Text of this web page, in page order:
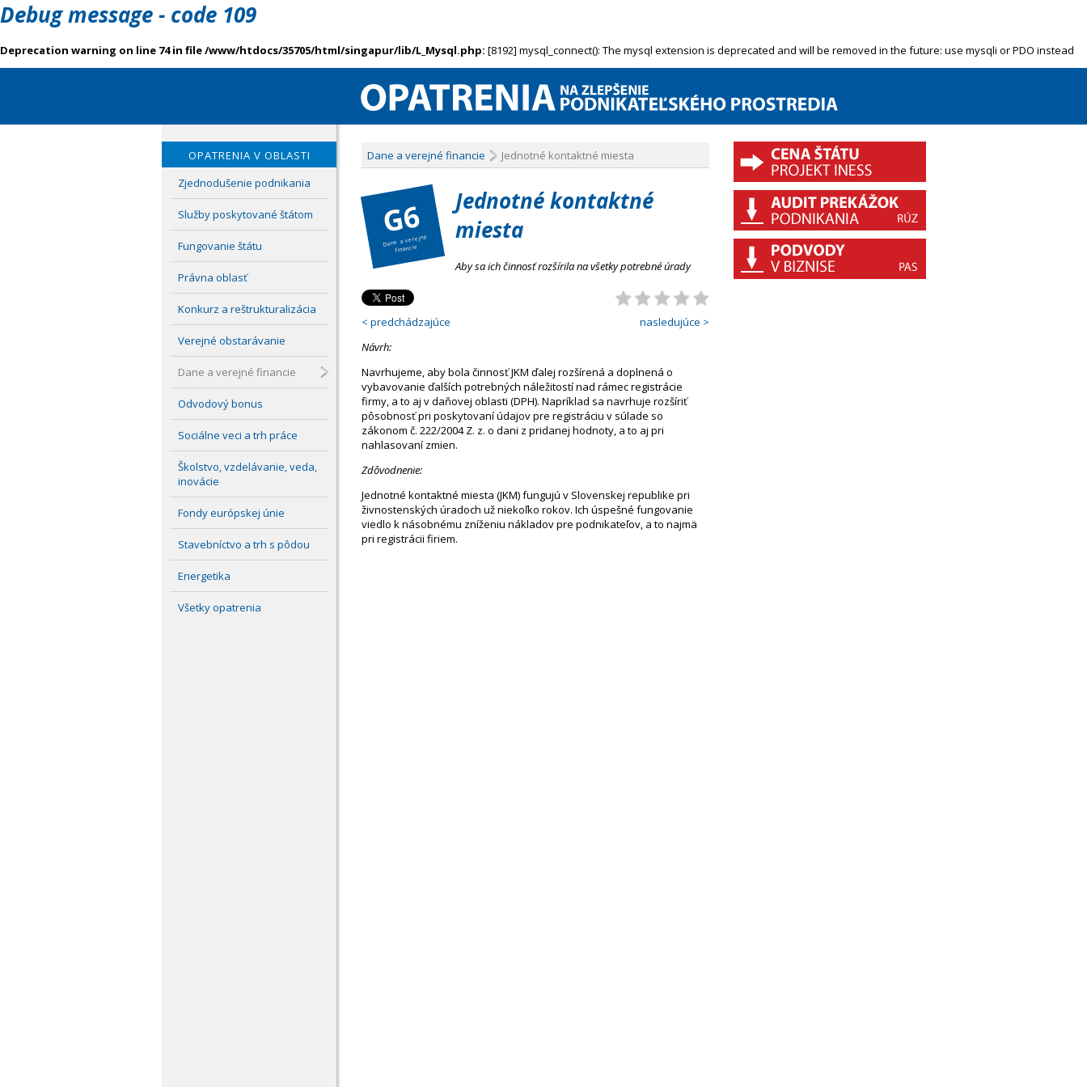
Debug message - code 109
Deprecation warning on line 74 in file /www/htdocs/35705/html/singapur/lib/L_Mysql.php: [8192] mysql_connect(): The mysql extension is deprecated and will be removed in the future: use mysqli or PDO instead
OPATRENIA V OBLASTI
Zjednodušenie podnikania
Služby poskytované štátom
Fungovanie štátu
Právna oblasť
Konkurz a reštrukturalizácia
Verejné obstarávanie
Dane a verejné financie
Odvodový bonus
Sociálne veci a trh práce
Školstvo, vzdelávanie, veda,
inovácie
Fondy európskej únie
Stavebníctvo a trh s pôdou
Energetika
Všetky opatrenia
Dane a verejné financie Jednotné kontaktné miesta
G6
Dane a verejné
financie
Jednotné kontaktné
miesta
Aby sa ich činnosť rozšírila na všetky potrebné úrady
< predchádzajúce
nasledujúce >
Návrh:
Navrhujeme, aby bola činnosť JKM ďalej rozšírená a doplnená o
vybavovanie ďalších potrebných náležitostí nad rámec registrácie
firmy, a to aj v daňovej oblasti (DPH). Napríklad sa navrhuje rozšíriť
pôsobnosť pri poskytovaní údajov pre registráciu v súlade so
zákonom č. 222/2004 Z. z. o dani z pridanej hodnoty, a to aj pri
nahlasovaní zmien.
Zdôvodnenie:
Jednotné kontaktné miesta (JKM) fungujú v Slovenskej republike pri
živnostenských úradoch už niekoľko rokov. Ich úspešné fungovanie
viedlo k násobnému zníženiu nákladov pre podnikateľov, a to najmä
pri registrácii firiem.